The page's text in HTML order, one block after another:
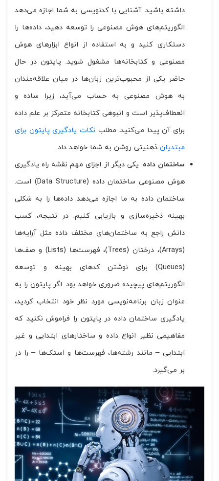
داشته باشید. آشنایی با کدنویسی به شما اجازه می‌دهد
الگوریتم‌های هوش مصنوعی را توسعه دهید، داده‌ها را
دستکاری کنید و به استفاده از انواع ابزارهای هوش
مصنوعی و کتابخانه‌ها مشغول شوید. پایتون در حال
حاضر یکی از محبوب‌ترین زبان‌ها در میان علاقه‌مندان
به هوش مصنوعی به حساب می‌آید، زیرا ساده و
انعطاف‌پذیر است و انبوهی کتابخانه متمرکز بر علم داده
برای آن پیدا می‌کنید. مطلب نکات یادگیری پایتون برای
مبتدیان ذهنیتی روشن به شما خواهد داد.
ساختمان داده: یکی دیگر از اجزای مهم نقشه راه یادگیری
هوش مصنوعی ساختمان داده (Data Structure) است.
ساختمان داده به ما اجازه می‌دهد داده‌ها را به شکلی
بهینه ذخیره‌سازی و بازیابی کنیم. در نتیجه، کسب
دانش راجع به ساختمان‌های مختلف داده مثل آرایه‌ها
(Arrays)، درختان (Trees)، فهرست‌ها (Lists) و صف‌ها
(Queues) برای نوشتن کدهای بهینه و توسعه
الگوریتم‌های پیچیده ضروری خواهد بود. اگر پایتون را به
عنوان زبان برنامه‌نویسی مورد نظر خود انتخاب کردید،
یادگیری ساختمان داده در پایتون را فراموش نکنید که
مفاهیمی نظیر انواع داده و ساختارهای ابتدایی و غیر
ابتدایی – مانند رشته‌ها، فهرست‌ها و استک‌ها – را در
بر می‌گیرد.